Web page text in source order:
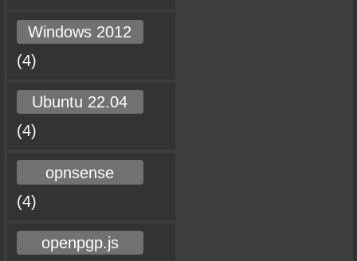
Windows 2012
(4)
Ubuntu 22.04
(4)
opnsense
(4)
openpgp.js